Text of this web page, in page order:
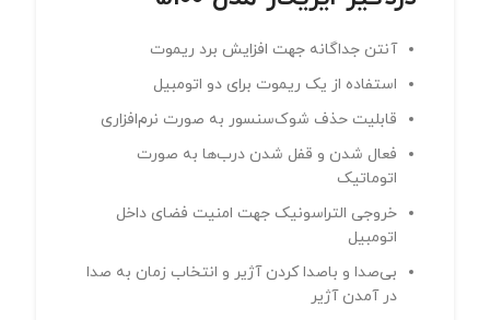
آنتن جداگانه جهت افزایش برد ریموت
استفاده از یک ریموت برای دو اتومبیل
قابلیت حذف شوک‌سنسور به صورت نرم‌افزاری
فعال شدن و قفل شدن درب‌ها به صورت
اتوماتیک
خروجی التراسونیک جهت امنیت فضای داخل
اتومبیل
بی‌صدا و باصدا کردن آژیر و انتخاب زمان به صدا
در آمدن آژیر